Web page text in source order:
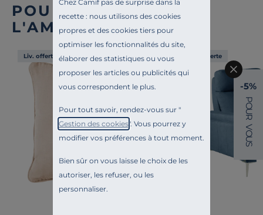
Chez Camif pas de surprise dans la
recette : nous utilisons des cookies
propres et des cookies tiers pour
optimiser les fonctionnalités du site,
élaborer des statistiques ou vous
proposer les articles ou publicités qui
vous correspondent le plus.
Pour tout savoir, rendez-vous sur "
Gestion des cookies". Vous pourrez y
modifier vos préférences à tout moment.
Bien sûr on vous laisse le choix de les
autoriser, les refuser, ou les
personnaliser.
POUR COMPLÉTER
L'AMBIANCE
Liv. offerte Liv. offerte
-5%
P
O
U
R
V
O
U
S